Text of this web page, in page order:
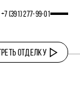
+7 (391) 277‒99‒01
ОТДЕЛКУ